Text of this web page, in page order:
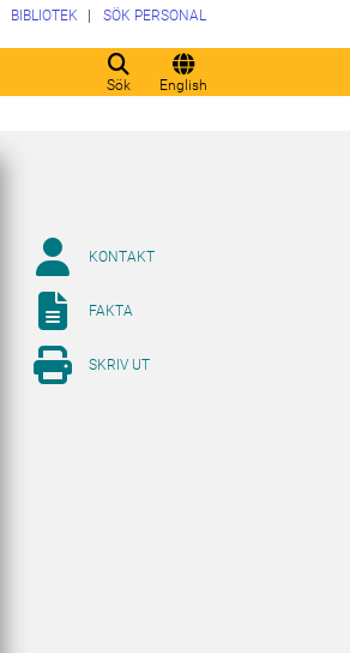
Sök English
BIBLIOTEK SÖK PERSONAL
KONTAKT
FAKTA
SKRIV UT